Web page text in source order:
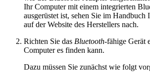
Ihr Computer mit einem integrierten
ausgerüstet ist, sehen Sie im Handbuch
auf der Website des Herstellers nach.
Richten Sie das Bluetooth-fähige Gerät
Computer es finden kann.
Dazu müssen Sie zunächst wie folgt